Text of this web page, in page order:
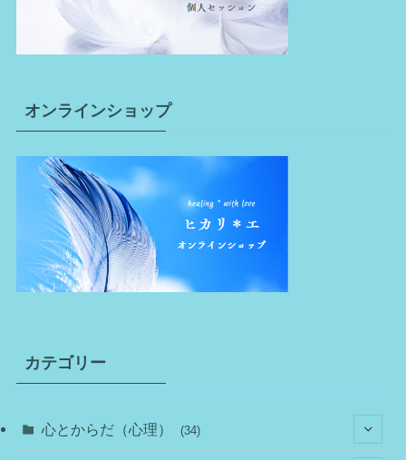
オンラインショップ
カテゴリー
心とからだ（心理） (34)